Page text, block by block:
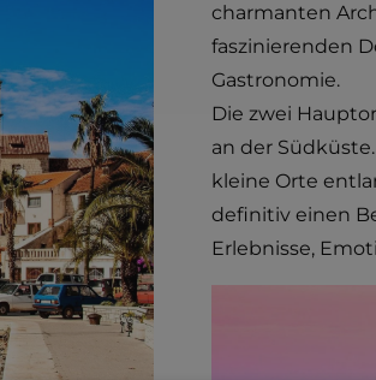
charmanten
faszinierenden
Gastronomie.
Die zwei
an der
kleine Orte
definitiv einen
Erlebnisse,